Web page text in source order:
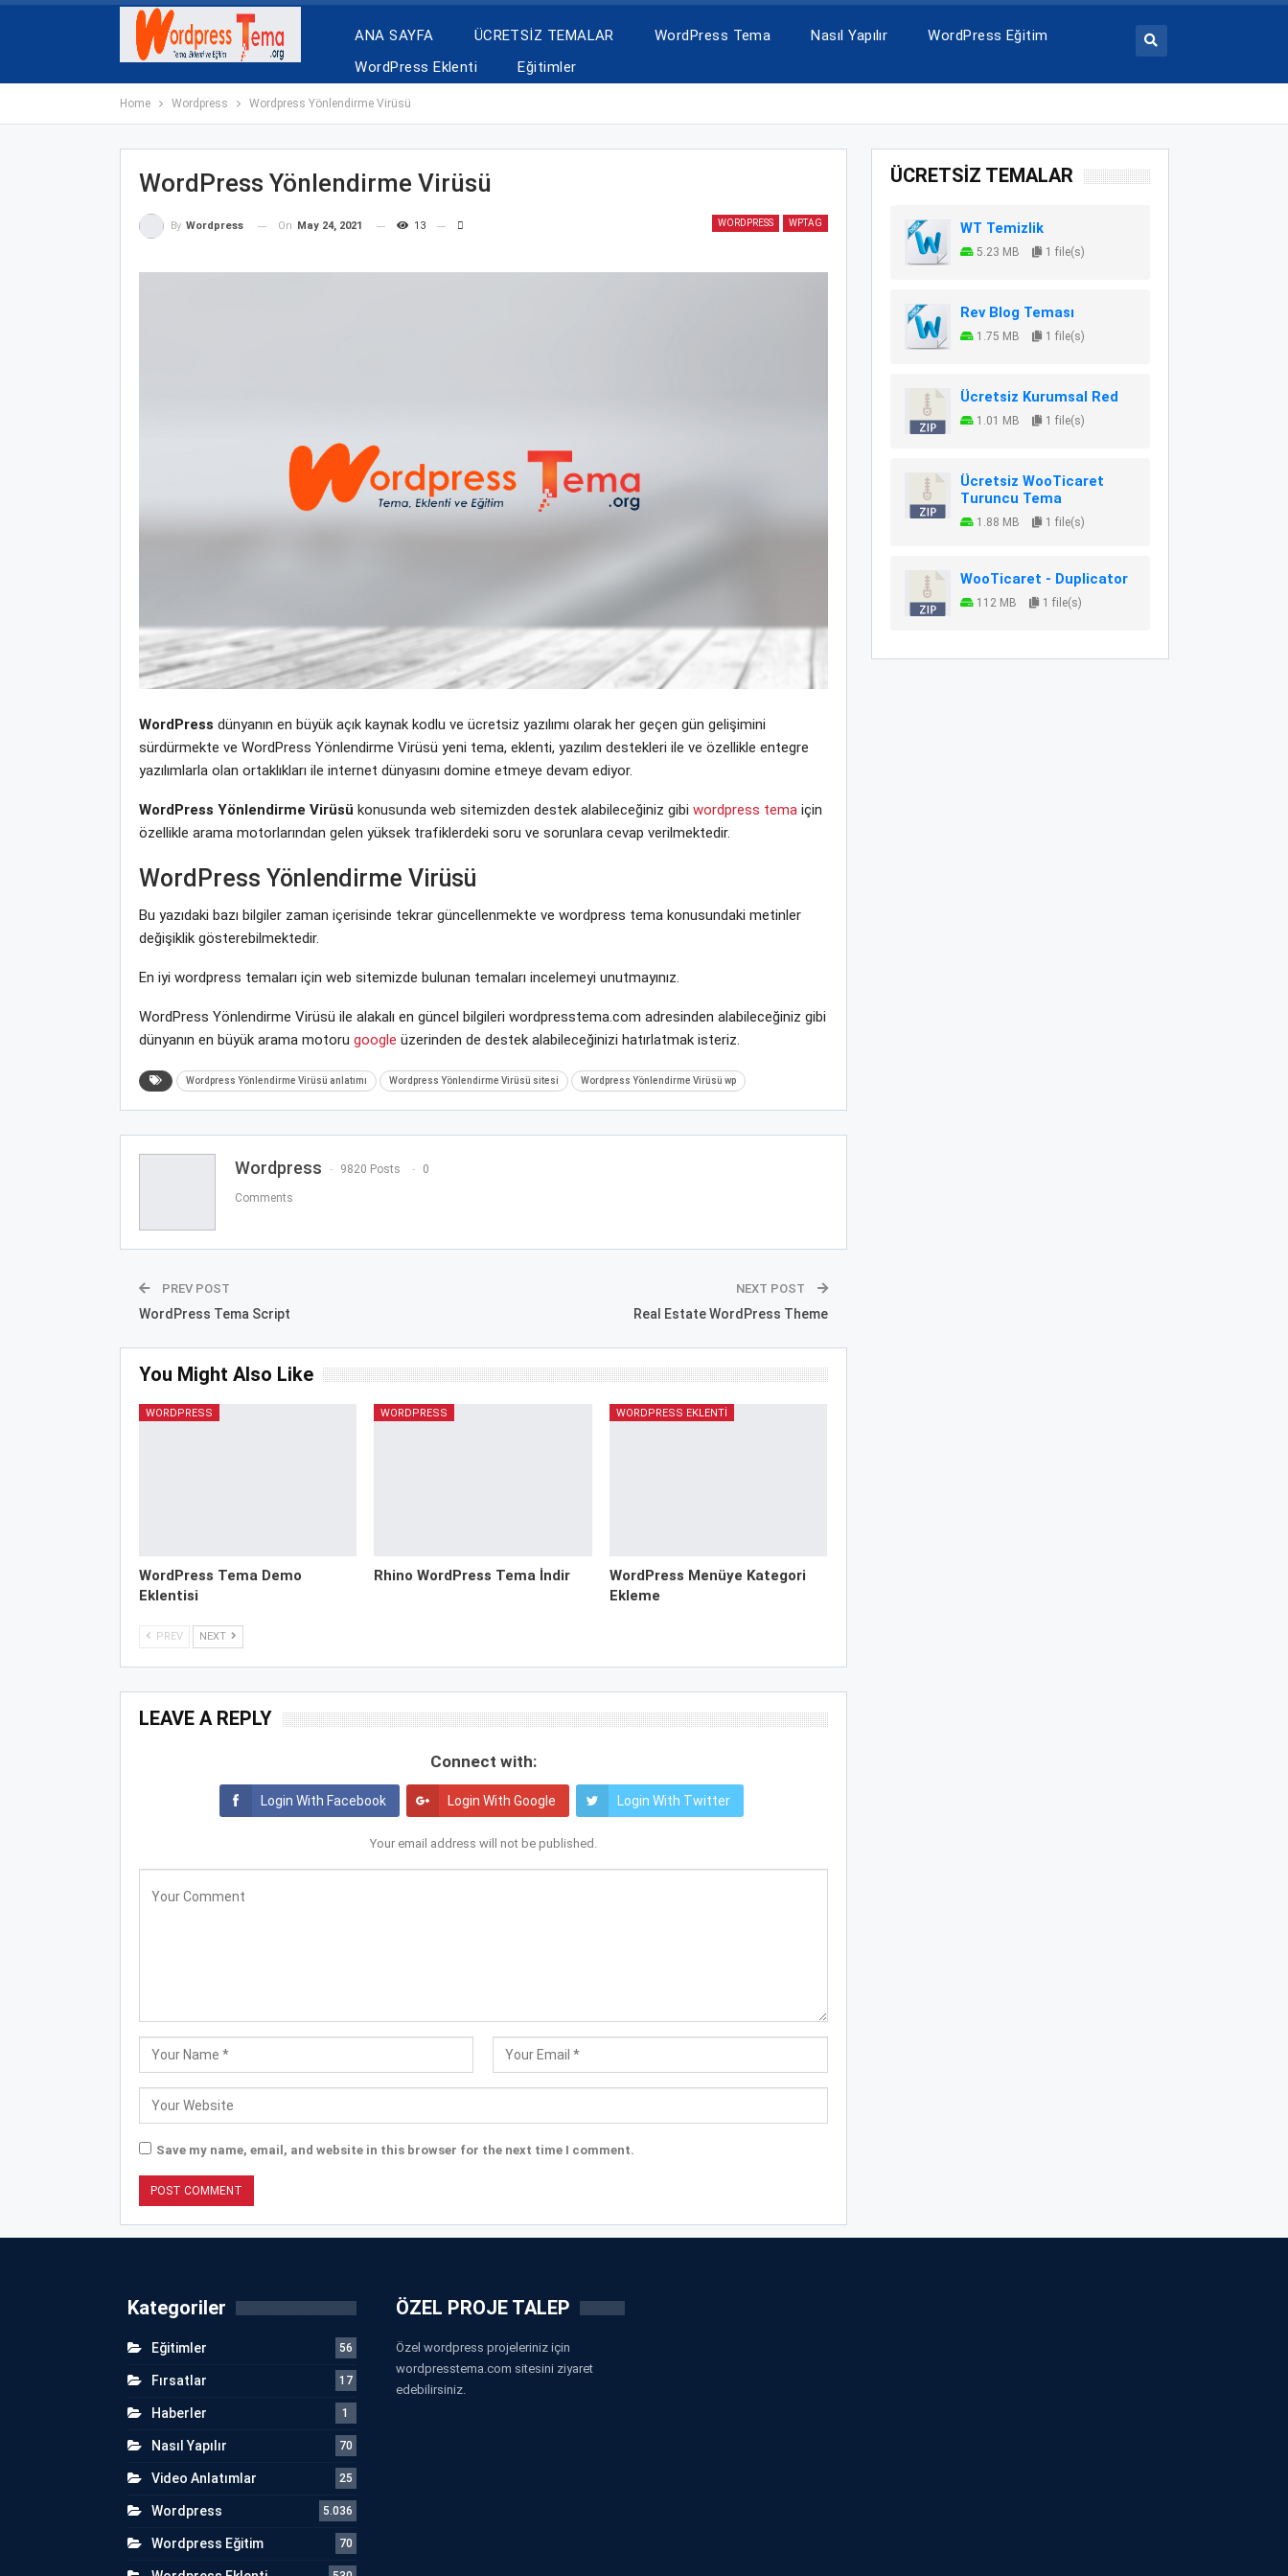
ANA SAYFA ÜCRETSİZ TEMALAR WordPress Tema Nasıl Yapılır
WordPress Eğitim
WordPress Eklenti
Eğitimler
Home Wordpress Wordpress Yönlendirme Virüsü
WordPress Yönlendirme Virüsü
WORDPRESS WPTAG
By Wordpress On May 24, 2021 13
WordPress dünyanın en büyük açık kaynak kodlu ve ücretsiz yazılımı olarak her geçen gün gelişimini
sürdürmekte ve WordPress Yönlendirme Virüsü yeni tema, eklenti, yazılım destekleri ile ve özellikle entegre
yazılımlarla olan ortaklıkları ile internet dünyasını domine etmeye devam ediyor.
WordPress Yönlendirme Virüsü konusunda web sitemizden destek alabileceğiniz gibi wordpress temaiçin
özellikle arama motorlarından gelen yüksek trafiklerdeki soru ve sorunlara cevap verilmektedir.
WordPress Yönlendirme Virüsü
Bu yazıdaki bazı bilgiler zaman içerisinde tekrar güncellenmekte ve wordpress tema konusundaki metinler
değişiklik gösterebilmektedir.
En iyi wordpress temaları için web sitemizde bulunan temaları incelemeyi unutmayınız.
WordPress Yönlendirme Virüsü ile alakalı en güncel bilgileri wordpresstema.com adresinden alabileceğiniz gibi
dünyanın en büyük arama motoru google üzerinden de destek alabileceğinizi hatırlatmak isteriz.
Wordpress Yönlendirme Virüsü anlatımı Wordpress Yönlendirme Virüsü sitesi Wordpress Yönlendirme Virüsü wp
Wordpress 9820 Posts 0
Comments
PREV POST
WordPress Tema Script
NEXT POST
Real Estate WordPress Theme
You Might Also Like
WORDPRESS
WordPress Tema Demo
Eklentisi
WORDPRESS
Rhino WordPress Tema İndir
WORDPRESS EKLENTI
WordPress Menüye Kategori
Ekleme
PREV NEXT
LEAVE A REPLY
Connect with:
Login With Facebook Login With Google Login With Twitter
Your email address will not be published.
Save my name, email, and website in this browser for the next time I comment.
ÜCRETSİZ TEMALAR
WT Temizlik
5.23 MB 1 file(s)
Rev Blog Teması
1.75 MB 1 file(s)
Ücretsiz Kurumsal Red
1.01 MB 1 file(s)
Ücretsiz WooTicaret
Turuncu Tema
1.88 MB 1 file(s)
WooTicaret - Duplicator
112 MB 1 file(s)
Kategoriler
Eğitimler 56
Fırsatlar 17
Haberler 1
Nasıl Yapılır 70
Video Anlatımlar 25
Wordpress 5.036
Wordpress Eğitim 70
ÖZEL PROJE TALEP
Özel wordpress projeleriniz için
wordpresstema.com sitesini ziyaret
edebilirsiniz.